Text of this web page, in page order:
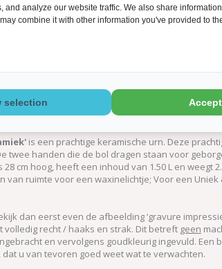
is een prachtige keramische urn. Deze
handen die de bol dragen staan voor
cm hoog, heeft een inhoud van 1.50 L en
ruimte voor een waxinelichtje; Voor een
dan eerst even de afbeelding ‘gravure
recht / haaks en strak. Dit betreft geen
en vervolgens goudkleurig ingevuld.
u van tevoren goed weet wat te verwachten.
analyze our website traffic. We also share
combine it with other information you've provided to
selection